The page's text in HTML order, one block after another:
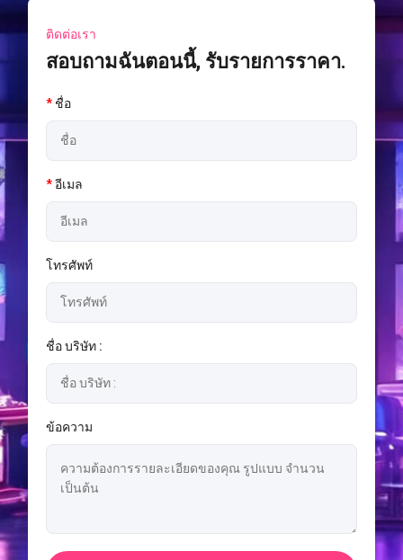
ติดต่อเรา
สอบถามฉันตอนนี้, รับรายการราคา.
* ชื่อ
*อีเมล
โทรศัพท์
ชื่อ บริษัท :
ข้อความ